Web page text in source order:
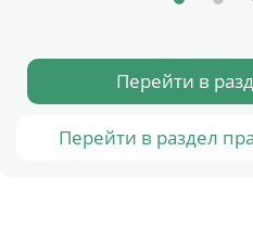
Перейти в
Перейти в раздел